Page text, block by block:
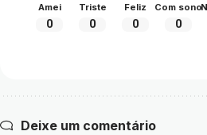
Amei
0
Triste
0
Feliz
0
Com sono
0
Deixe um comentário